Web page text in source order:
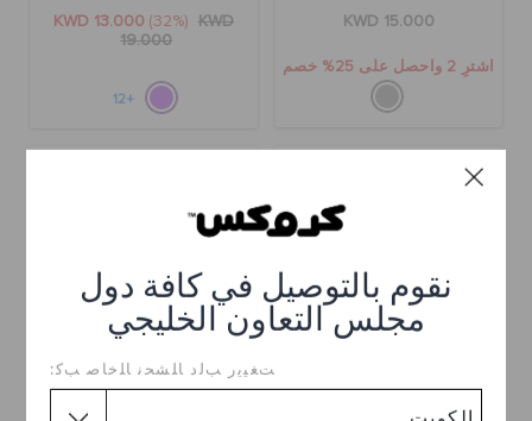
نقوم بالتوصيل في كافة دول
مجلس التعاون الخليجي
ﺖﻐﻴﻳﺭ ﺐﻟﺩ ﺎﻠﺸﺤﻧ ﺎﻠﺧﺎﺻ ﺐﻛ:
KWD 15.000
اشترِ 2 واحصل على 25% خصم
KWD 13.000 (32%)
KWD
19.000
+12